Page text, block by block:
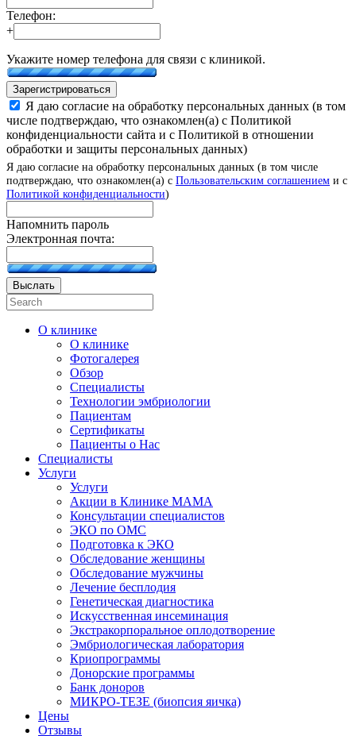
Телефон:
+
Укажите номер телефона для связи с клиникой.
Зарегистрироваться
Я даю согласие на обработку персональных данных (в том
числе подтверждаю, что ознакомлен(а) с Политикой
конфиденциальности сайта и с Политикой в отношении
обработки и защиты персональных данных)
Я даю согласие на обработку персональных данных (в том числе
подтверждаю, что ознакомлен(а) с Пользовательским соглашением и с
Политикой конфиденциальности)
Напомнить пароль
Электронная почта:
Выслать
О клинике
О клинике
Фотогалерея
Обзор
Специалисты
Технологии эмбриологии
Пациентам
Сертификаты
Пациенты о Нас
Специалисты
Услуги
Услуги
Акции в Клинике МАМА
Консультации специалистов
ЭКО по ОМС
Подготовка к ЭКО
Обследование женщины
Обследование мужчины
Лечение бесплодия
Генетическая диагностика
Искусственная инсеминация
Экстракорпоральное оплодотворение
Эмбриологическая лаборатория
Криопрограммы
Донорские программы
Банк доноров
МИКРО-ТЕЗЕ (биопсия яичка)
Цены
Отзывы